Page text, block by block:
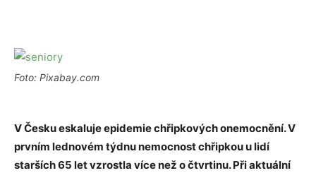
Foto: Pixabay.com
V Česku eskaluje epidemie chřipkových onemocnění. V
prvním lednovém týdnu nemocnost chřipkou u lidí
starších 65 let vzrostla více než o čtvrtinu. Při aktuální